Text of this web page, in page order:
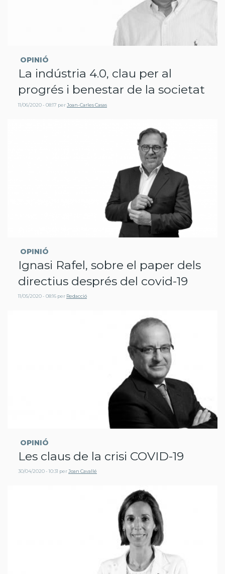
OPINIÓ
La indústria 4.0, clau per al
progrés i benestar de la societat
11/06/2020 - 08:17 perJoan-Carles Casas
OPINIÓ
Ignasi Rafel, sobre el paper dels
directius després del covid-19
11/05/2020 - 08:16 per Redacció
OPINIÓ
Les claus de la crisi COVID-19
30/04/2020 - 10:31 perJoan Cavallé